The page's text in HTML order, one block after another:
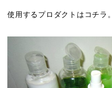
使用するプロダクトはコチラ。